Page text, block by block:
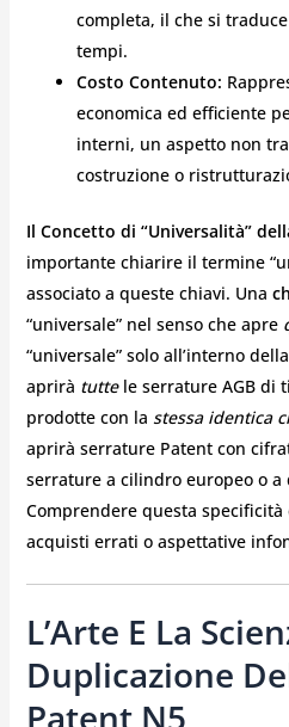
completa, il che si
tempi.
Costo Contenuto:
economica ed efficiente
interni, un aspetto non
costruzione o
Il Concetto di “Universalità”
importante chiarire il termine
associato a queste chiavi. Una
“universale” nel senso che apre
“universale” solo all’interno
aprirà tuttele serrature AGB di
prodotte con la stessa identica
aprirà serrature Patent con
serrature a cilindro europeo o a
Comprendere questa
acquisti errati o aspettative
L’Arte E La
Duplicazione
Patent N5